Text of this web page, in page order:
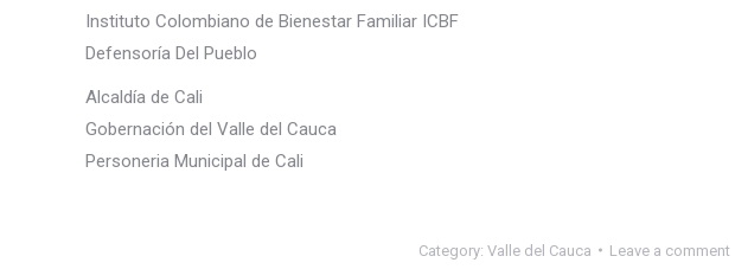
Instituto Colombiano de Bienestar Familiar ICBF
Defensoría Del Pueblo
Alcaldía de Cali
Gobernación del Valle del Cauca
Personeria Municipal de Cali
Category: Valle del Cauca Leave a comment